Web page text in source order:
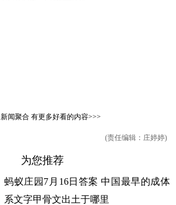
新闻聚合有更多好看的内容>>>
(责任编辑：庄婷婷)
为您推荐
蚂蚁庄园7月16日答案 中国最早的成体
系文字甲骨文出土于哪里